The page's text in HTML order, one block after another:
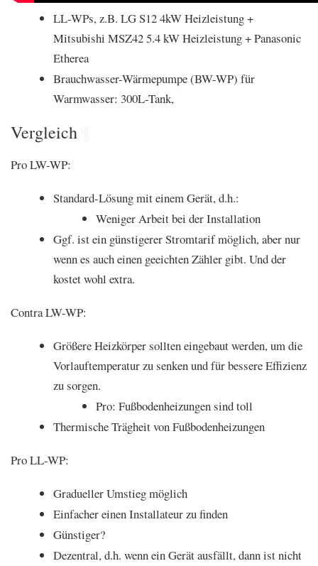
LL-WPs, z.B. LG S12 4kW Heizleistung +
Mitsubishi MSZ42 5.4 kW Heizleistung + Panasonic
Etherea
Brauchwasser-Wärmepumpe (BW-WP) für
Warmwasser: 300L-Tank,
Vergleich
Pro LW-WP:
Standard-Lösung mit einem Gerät, d.h.:
Weniger Arbeit bei der Installation
Ggf. ist ein günstigerer Stromtarif möglich, aber nur
wenn es auch einen geeichten Zähler gibt. Und der
kostet wohl extra.
Contra LW-WP:
Größere Heizkörper sollten eingebaut werden, um die
Vorlauftemperatur zu senken und für bessere Effizienz
zu sorgen.
Pro: Fußbodenheizungen sind toll
Thermische Trägheit von Fußbodenheizungen
Pro LL-WP:
Gradueller Umstieg möglich
Einfacher einen Installateur zu finden
Günstiger?
Dezentral, d.h. wenn ein Gerät ausfällt, dann ist nicht